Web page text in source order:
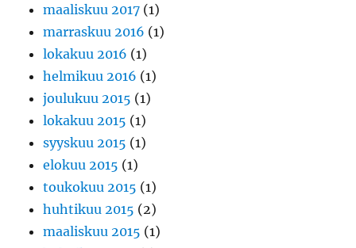
maaliskuu 2017 (1)
marraskuu 2016 (1)
lokakuu 2016 (1)
helmikuu 2016 (1)
joulukuu 2015 (1)
lokakuu 2015 (1)
syyskuu 2015 (1)
elokuu 2015 (1)
toukokuu 2015 (1)
huhtikuu 2015 (2)
maaliskuu 2015 (1)